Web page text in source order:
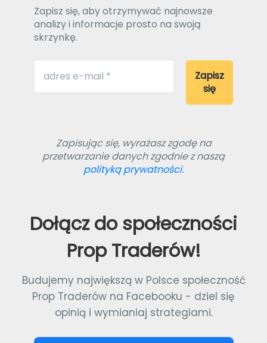
Zapisz się, aby otrzymywać najnowsze
analizy i informacje prosto na swoją
skrzynkę.
Zapisując się, wyrażasz zgodę na
przetwarzanie danych zgodnie z naszą
polityką prywatności.
Dołącz do społeczności
Prop Traderów!
Budujemy największą w Polsce społeczność
Prop Traderów na Facebooku - dziel się
opinią i wymianiaj strategiami.